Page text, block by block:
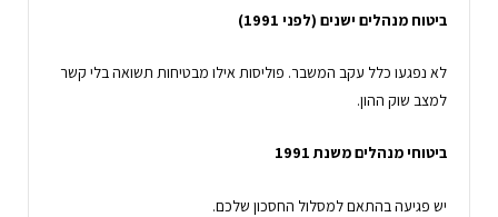
ביטוח מנהלים ישנים (לפני 1991)
לא נפגעו כלל עקב המשבר. פוליסות אילו מבטיחות תשואה בלי קשר
למצב שוק ההון.
ביטוחי מנהלים משנת 1991
יש פגיעה בהתאם למסלול החסכון שלכם.